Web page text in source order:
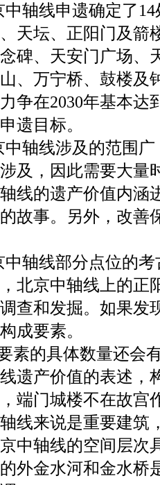
中轴线申遗确定了
天坛、正阳门及箭
碑、天安门广场、
、万宁桥、鼓楼及
争在2030年基本达
遗目标。
中轴线涉及的范围
及，因此需要大量
线的遗产价值内涵
故事。另外，改善
中轴线部分点位的
北京中轴线上的正
查和发掘。如果发
成要素。
素的具体数量还会
遗产价值的表述，
端门城楼不在故宫
线来说是重要建筑
中轴线的空间层次
外金水河和金水桥